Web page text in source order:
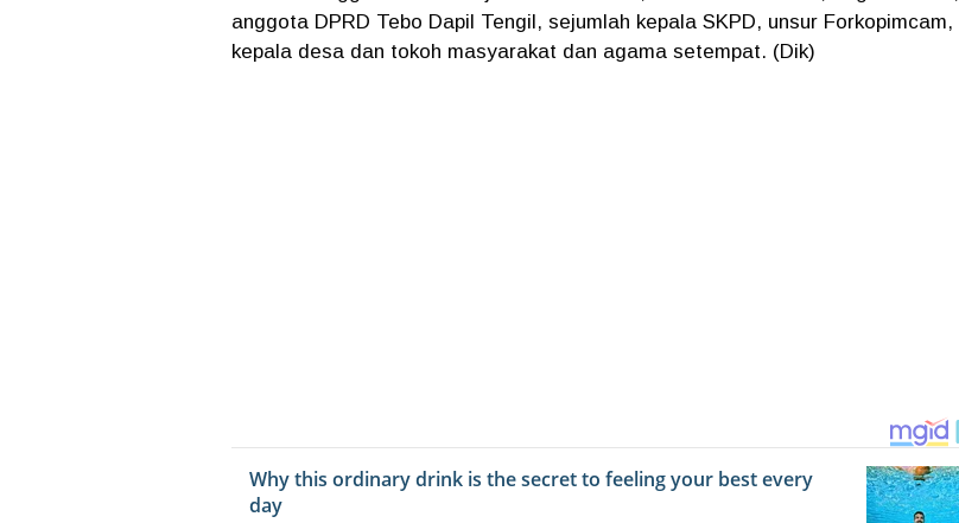
anggota DPRD Tebo Dapil Tengil, sejumlah kepala SKPD, unsur Forkopimcam,
kepala desa dan tokoh masyarakat dan agama setempat. (Dik)